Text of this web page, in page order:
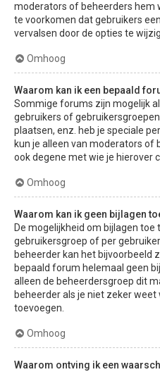
moderators of beheerders hem
te voorkomen dat gebruikers
vervalsen door de opties te
Omhoog
Waarom kan ik een bepaald
Sommige forums zijn mogelijk
gebruikers of
plaatsen, enz. heb je speciale
kun je alleen van moderators of
ook degene met wie je hierover
Omhoog
Waarom kan ik geen bijlagen
De mogelijkheid om bijlagen
gebruikersgroep of per
beheerder kan het bijvoorbeeld
bepaald forum helemaal geen
alleen de beheerdersgroep dit
beheerder als je niet zeker
toevoegen.
Omhoog
Waarom ontving ik een